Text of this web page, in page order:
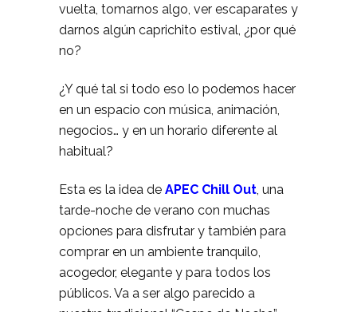
vuelta, tomarnos algo, ver escaparates y
darnos algún caprichito estival, ¿por qué
no?
¿Y qué tal si todo eso lo podemos hacer
en un espacio con música, animación,
negocios… y en un horario diferente al
habitual?
Esta es la idea de APEC Chill Out , una
tarde-noche de verano con muchas
opciones para disfrutar y también para
comprar en un ambiente tranquilo,
acogedor, elegante y para todos los
públicos. Va a ser algo parecido a